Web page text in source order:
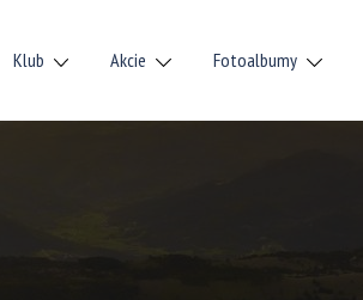
Klub Akcie Fotoalbumy